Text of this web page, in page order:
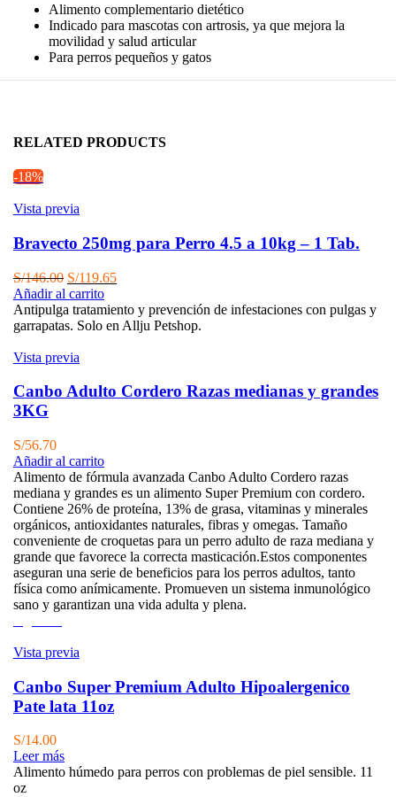
Alimento complementario dietético
Indicado para mascotas con artrosis, ya que mejora la
movilidad y salud articular
Para perros pequeños y gatos
RELATED PRODUCTS
-18%
Vista previa
Bravecto 250mg para Perro 4.5 a 10kg – 1 Tab.
S/146.00 El
precio
original
era:
S/119.65El
actual
es:
Añadir al carrito
Antipulga tratamiento y prevención de infestaciones con pulgas y
garrapatas. Solo en Allju Petshop.
Vista previa
Canbo Adulto Cordero Razas medianas y grandes
3KG
S/56.70
Añadir al carrito
Alimento de fórmula avanzada Canbo Adulto Cordero razas
mediana y grandes es un alimento Super Premium con cordero.
Contiene 26% de proteína, 13% de grasa, vitaminas y minerales
orgánicos, antioxidantes naturales, fibras y omegas. Tamaño
conveniente de croquetas para un perro adulto de raza mediana y
grande que favorece la correcta masticación.Estos componentes
aseguran una serie de beneficios para los perros adultos, tanto
física como anímicamente. Promueven un sistema inmunológico
sano y garantizan una vida adulta y plena.
Vista previa
Canbo Super Premium Adulto Hipoalergenico
Pate lata 11oz
S/14.00
Leer más
Alimento húmedo para perros con problemas de piel sensible. 11
oz